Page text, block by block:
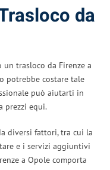
da
un trasloco da Firenze a
potrebbe costare tale
può aiutarti in
prezzi equi.
diversi fattori, tra cui la
e i servizi aggiuntivi
a Opole comporta